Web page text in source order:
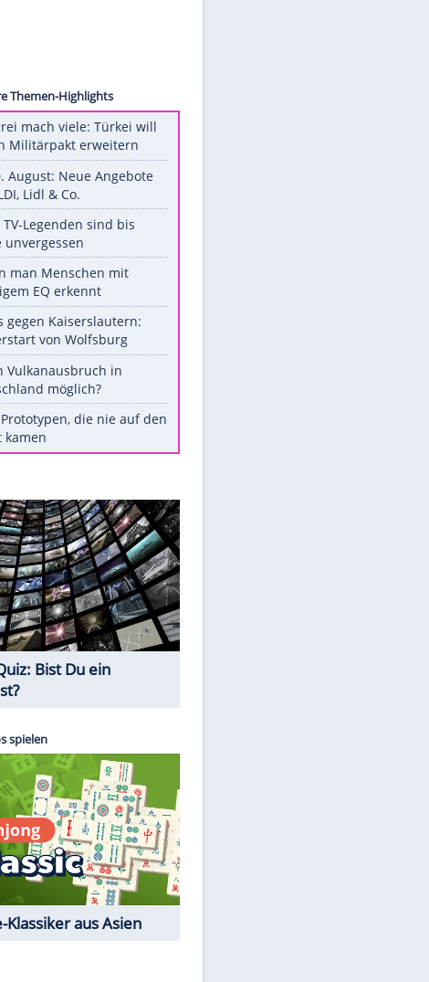
©WENN
Unsere Themen-Highlights
Aus drei mach viele: Türkei will
neuen Militärpakt erweitern
bei ALDI, Lidl & Co.
heute unvergessen
Woran man Menschen mit
niedrigem EQ erkennt
Torlos gegen Kaiserslautern:
Stotterstart von Wolfsburg
Ist ein Vulkanausbruch in
Deutschland möglich?
Quiz